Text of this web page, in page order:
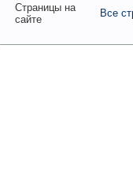
Страницы на
сайте
Все